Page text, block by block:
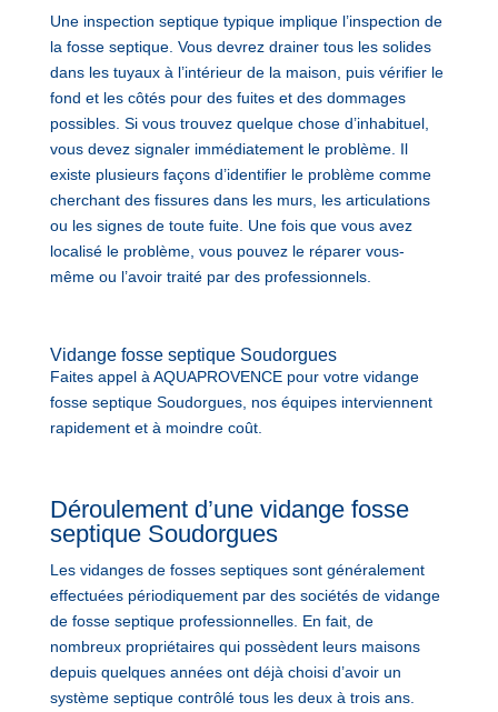
Une inspection septique typique implique l’inspection de
la fosse septique. Vous devrez drainer tous les solides
dans les tuyaux à l’intérieur de la maison, puis vérifier le
fond et les côtés pour des fuites et des dommages
possibles. Si vous trouvez quelque chose d’inhabituel,
vous devez signaler immédiatement le problème. Il
existe plusieurs façons d’identifier le problème comme
cherchant des fissures dans les murs, les articulations
ou les signes de toute fuite. Une fois que vous avez
localisé le problème, vous pouvez le réparer vous-
même ou l’avoir traité par des professionnels.
Vidange fosse septique Soudorgues
Faites appel à AQUAPROVENCE pour votre vidange
fosse septique Soudorgues, nos équipes interviennent
rapidement et à moindre coût.
Déroulement d’une vidange fosse
septique Soudorgues
Les vidanges de fosses septiques sont généralement
effectuées périodiquement par des sociétés de vidange
de fosse septique professionnelles. En fait, de
nombreux propriétaires qui possèdent leurs maisons
depuis quelques années ont déjà choisi d’avoir un
système septique contrôlé tous les deux à trois ans.